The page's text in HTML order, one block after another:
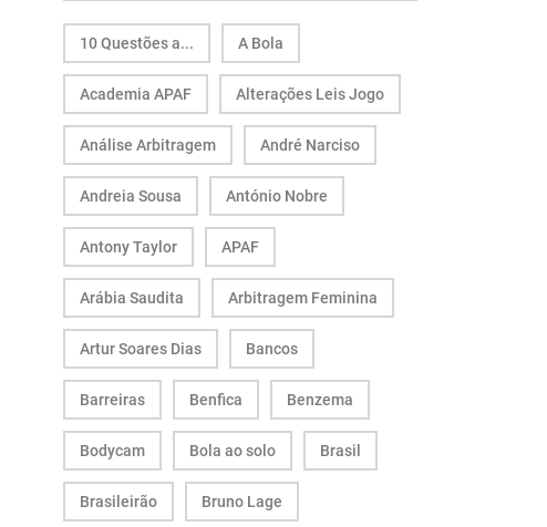
10 Questões a... A Bola
Academia APAF Alterações Leis Jogo
Análise Arbitragem André Narciso
Andreia Sousa António Nobre
Antony Taylor APAF
Arábia Saudita Arbitragem Feminina
Artur Soares Dias Bancos
Barreiras Benfica Benzema
Bodycam Bola ao solo Brasil
Brasileirão Bruno Lage